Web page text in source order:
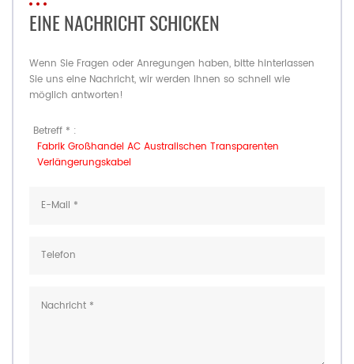
EINE NACHRICHT SCHICKEN
Wenn Sie Fragen oder Anregungen haben, bitte hinterlassen
Sie uns eine Nachricht, wir werden Ihnen so schnell wie
möglich antworten!
Betreff * :
Fabrik Großhandel AC Australischen Transparenten
Verlängerungskabel